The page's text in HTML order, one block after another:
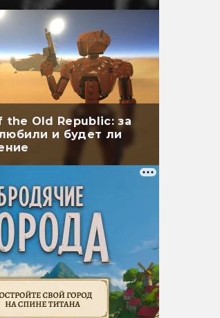
the Old Republic: за
и будет ли